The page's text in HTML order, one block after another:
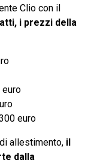
Clio con il
i prezzi della
euro
euro
allestimento, il
dalla